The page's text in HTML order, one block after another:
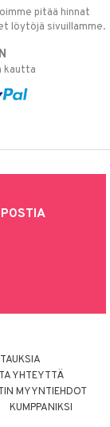
pitää hinnat
löytöjä sivuillamme.
kautta
YHTEYTTÄ
MYYNTIEHDOT
KUMPPANIKSI